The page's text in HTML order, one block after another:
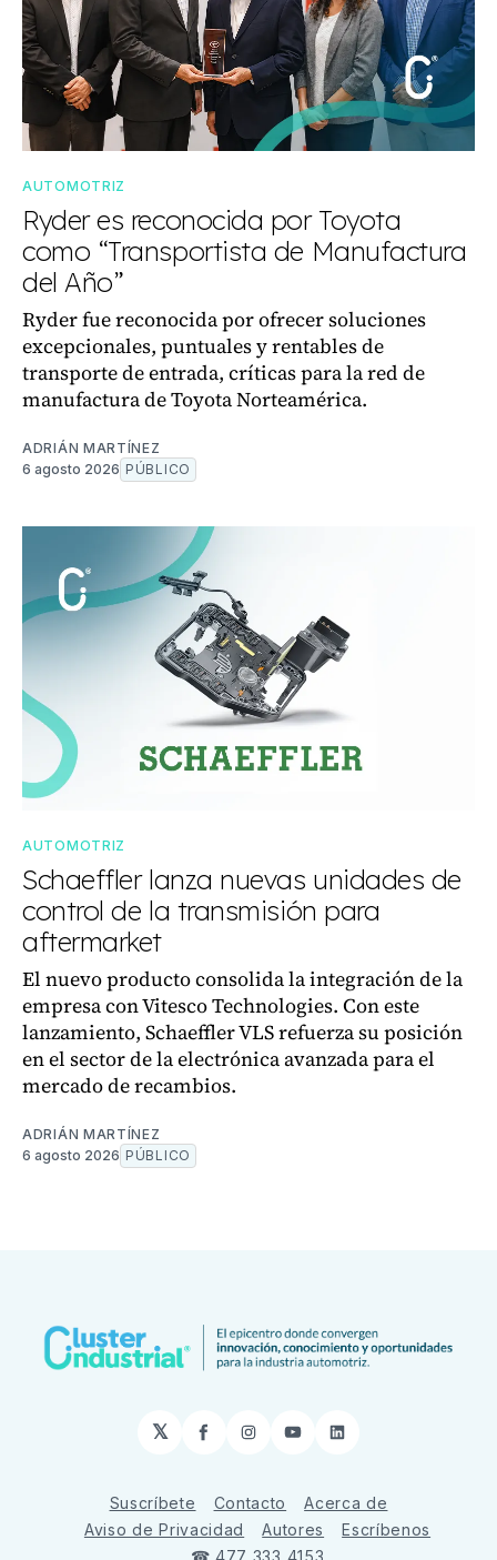
AUTOMOTRIZ
Ryder es reconocida por Toyota
como “Transportista de Manufactura
del Año”
Ryder fue reconocida por ofrecer soluciones
excepcionales, puntuales y rentables de
transporte de entrada, críticas para la red de
manufactura de Toyota Norteamérica.
ADRIÁN MARTÍNEZ
6 agosto 2026 PÚBLICO
AUTOMOTRIZ
Schaeffler lanza nuevas unidades de
control de la transmisión para
aftermarket
El nuevo producto consolida la integración de la
empresa con Vitesco Technologies. Con este
lanzamiento, Schaeffler VLS refuerza su posición
en el sector de la electrónica avanzada para el
mercado de recambios.
ADRIÁN MARTÍNEZ
6 agosto 2026 PÚBLICO
𝕏 Facebook
Instagram
YouTubeLinkedIn
Suscríbete Contacto
Acerca de
Aviso de Privacidad
Autores
Escríbenos
☎ 477 333 4153